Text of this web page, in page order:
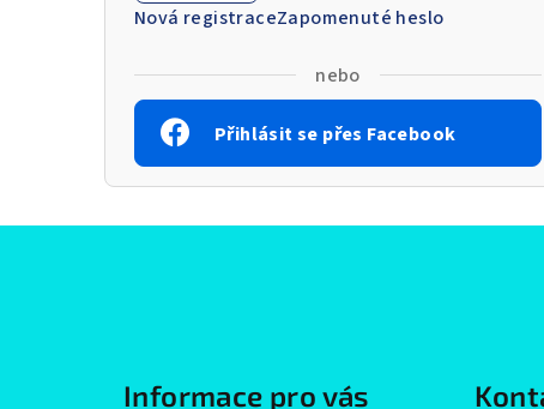
Nová registraceZapomenuté heslo
nebo
Přihlásit se přes Facebook
Informace pro vás